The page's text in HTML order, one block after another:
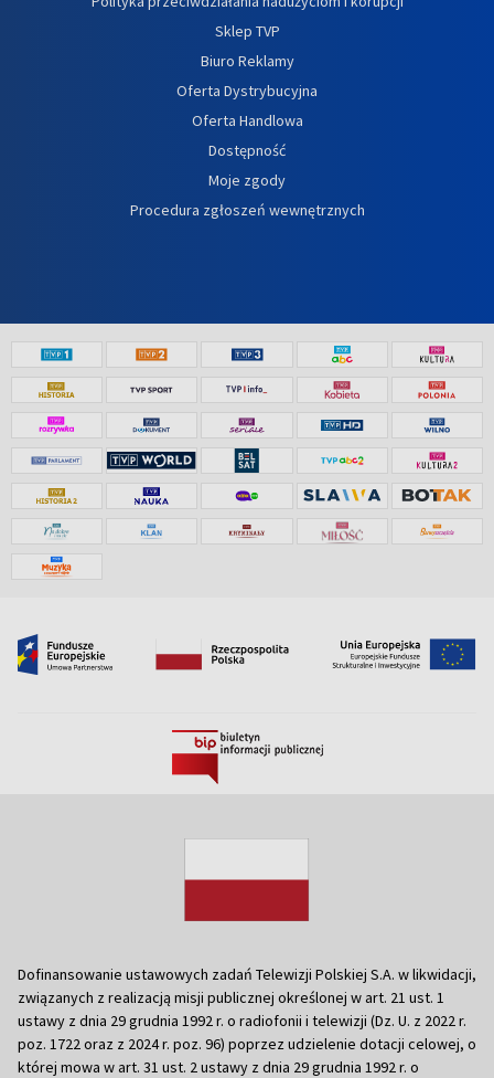
Sklep TVP
Biuro Reklamy
Oferta Dystrybucyjna
Oferta Handlowa
Dostępność
Moje zgody
Procedura zgłoszeń wewnętrznych
Dofinansowanie ustawowych zadań Telewizji Polskiej S.A. w likwidacji,
związanych z realizacją misji publicznej określonej w art. 21 ust. 1
ustawy z dnia 29 grudnia 1992 r. o radiofonii i telewizji (Dz. U. z 2022 r.
poz. 1722 oraz z 2024 r. poz. 96) poprzez udzielenie dotacji celowej, o
której mowa w art. 31 ust. 2 ustawy z dnia 29 grudnia 1992 r. o